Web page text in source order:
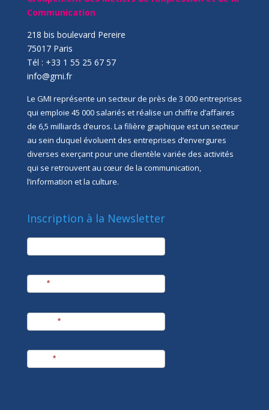
Communication
218 bis boulevard Pereire
75017 Paris
Tél : +33 1 55 25 67 57
info@gmi.fr
Le GMI représente un secteur de près de 3 000 entreprises
qui emploie 45 000 salariés et réalise un chiffre d’affaires
de 6,5 milliards d’euros. La filière graphique est un secteur
au sein duquel évoluent des entreprises d’envergures
diverses exerçant pour une clientèle variée des activités
qui se retrouvent au cœur de la communication,
l’information et la culture.
Inscription à la Newsletter
newsletter
*
*
*